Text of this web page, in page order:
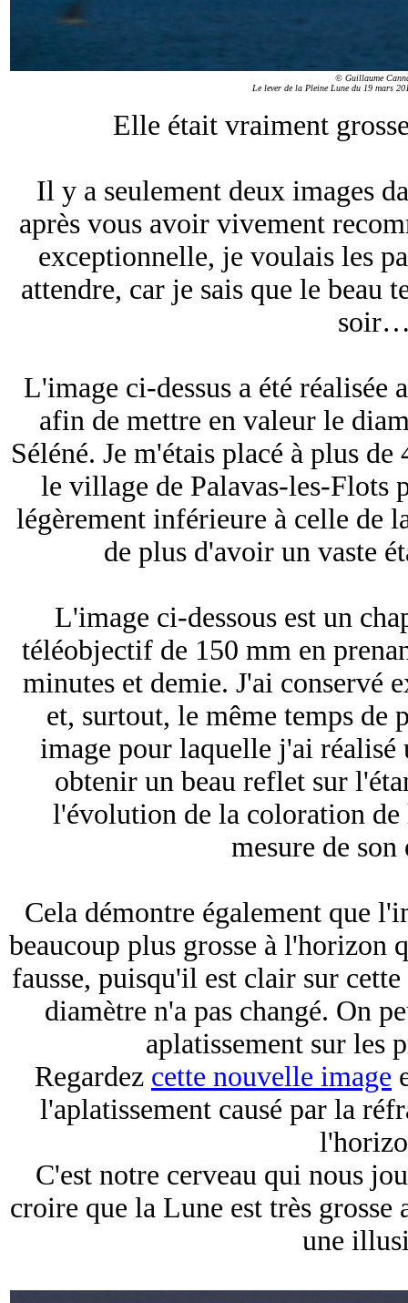
© Guillaume
Le lever de la Pleine Lune du 19 mars
Elle était vraiment
Il y a seulement deux images
après vous avoir vivement
exceptionnelle, je voulais les
attendre, car je sais que le beau
L'image ci-dessus a été réalisée
afin de mettre en valeur le
Séléné. Je m'étais placé à plus
le village de Palavas-les-Flots
légèrement inférieure à celle de
de plus d'avoir un vaste
L'image ci-dessous est un
téléobjectif de 150 mm en
minutes et demie. J'ai conservé
et, surtout, le même temps de
image pour laquelle j'ai réalisé
obtenir un beau reflet sur
l'évolution de la coloration
mesure de
Cela démontre également que
beaucoup plus grosse à l'horizon
fausse, puisqu'il est clair sur
diamètre n'a pas changé. On
aplatissement sur les
Regardez cette nouvelle image
l'aplatissement causé par la
C'est notre cerveau qui nous
croire que la Lune est très grosse
une